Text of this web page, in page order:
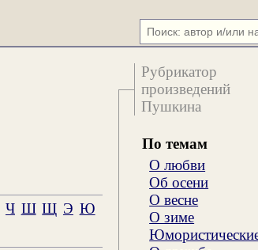
Рубрикатор
произведений
Пушкина
По темам
О любви
Об осени
О весне
О зиме
Ч Ш Щ Э Ю